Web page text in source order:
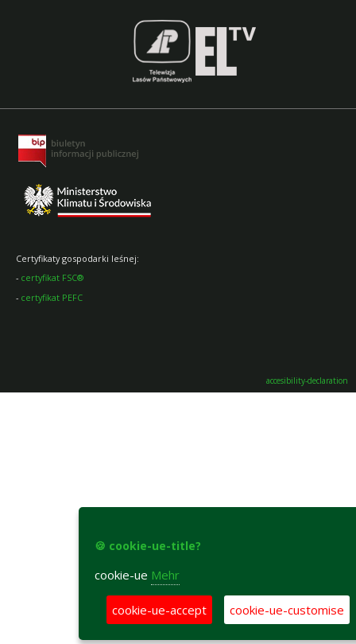
Certyfikaty gospodarki leśnej:
- certyfikat FSC®
- certyfikat PEFC
accesibility-declaration
🍪 cookie-ue-title?
cookie-ue Mehr
cookie-ue-accept cookie-ue-customise